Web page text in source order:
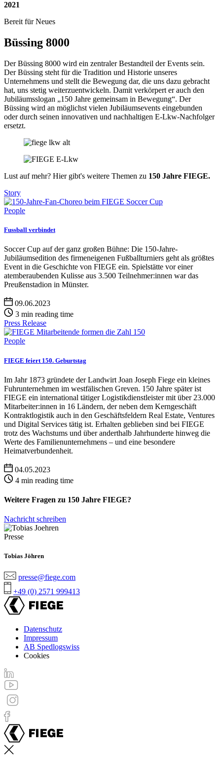
2021
Bereit für Neues
Büssing 8000
Der Büssing 8000 wird ein zentraler Bestandteil der Events sein.
Der Büssing steht für die Tradition und Historie unseres
Unternehmens und stellt die Bewegung dar, die uns dazu gebracht
hat, uns stetig weiterzuentwickeln. Damit verkörpert er auch den
Jubiläumsslogan „150 Jahre gemeinsam in Bewegung“. Der
Büssing wird an möglichst vielen Jubiläumsevents eingebunden
oder durch seinen innovativen und nachhaltigen E-Lkw-Nachfolger
ersetzt.
Lust auf mehr? Hier gibt's weitere Themen zu 150 Jahre FIEGE.
Story
People
Fussball verbindet
Soccer Cup auf der ganz großen Bühne: Die 150-Jahre-
Jubiläumsedition des firmeneigenen Fußballturniers geht als größtes
Event in die Geschichte von FIEGE ein. Spielstätte vor einer
atemberaubenden Kulisse aus 3.500 Teilnehmer:innen war das
Preußenstadion in Münster.
09.06.2023
3 min reading time
Press Release
People
FIEGE feiert 150. Geburtstag
Im Jahr 1873 gründete der Landwirt Joan Joseph Fiege ein kleines
Fuhrunternehmen im westfälischen Greven. 150 Jahre später ist
FIEGE ein international tätiger Logistikdienstleister mit über 23.000
Mitarbeiter:innen in 16 Ländern, der neben dem Kerngeschäft
Kontraktlogistik auch in den Geschäftsfeldern Real Estate, Ventures
und Digital Services tätig ist. Erhalten geblieben sind bei FIEGE
trotz des Wachstums und über anderthalb Jahrhunderte hinweg die
Werte des Familienunternehmens – und eine besondere
Heimatverbundenheit.
04.05.2023
4 min reading time
Weitere Fragen zu 150 Jahre FIEGE?
Nachricht schreiben
Presse
Tobias Jöhren
presse@fiege.com
+49 (0) 2571 999413
Footer
menu
Datenschutz
Impressum
AB Spedlogswiss
Cookies